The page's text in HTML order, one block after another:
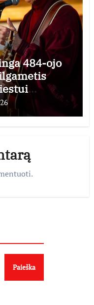
484-ojo
kauptą
Paieška